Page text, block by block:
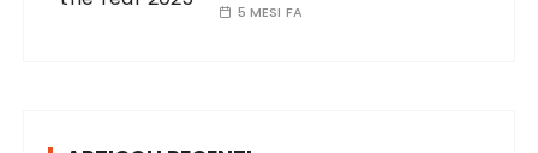
5 MESI FA